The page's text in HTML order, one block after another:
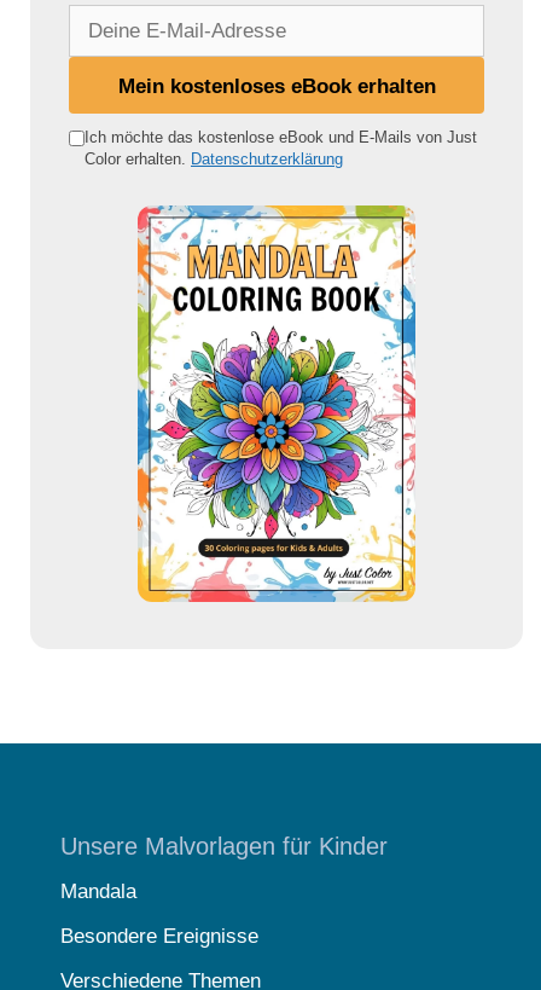
e
Mein kostenloses eBook erhalten
Ich möchte das kostenlose eBook und E-Mails von Just
Color erhalten. Datenschutzerklärung
Unsere Malvorlagen für Kinder
Mandala
Besondere Ereignisse
Verschiedene Themen